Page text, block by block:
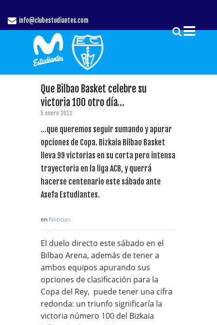
info@clubestudiantes.com
Que Bilbao Basket celebre su
victoria 100 otro día…
5 enero 2011
…que queremos seguir sumando y apurar
opciones de Copa. Bizkaia Bilbao Basket
lleva 99 victorias en su corta pero intensa
trayectoria en la liga ACB, y querrá
hacerse centenario este sábado ante
Asefa Estudiantes.
en Noticias
El duelo directo este sábado en el
Bilbao Arena, además de tener a
ambos equipos apurando sus
opciones de clasificación para la
Copa del Rey, puede tener una cifra
redonda: un triunfo significaría la
victoria número 100 del Bizkaia